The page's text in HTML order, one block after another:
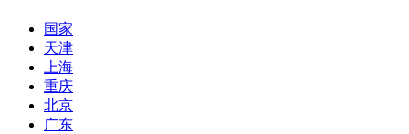
国家
天津
上海
重庆
北京
广东